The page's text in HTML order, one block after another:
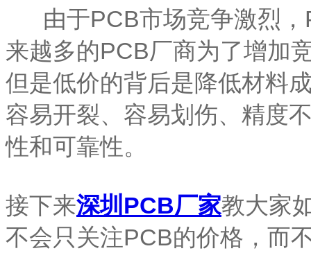
由于PCB市场竞争激烈，
来越多的PCB厂商为了增加
但是低价的背后是降低材料
容易开裂、容易划伤、精度
性和可靠性。
接下来深圳PCB厂家教大家
不会只关注PCB的价格，而